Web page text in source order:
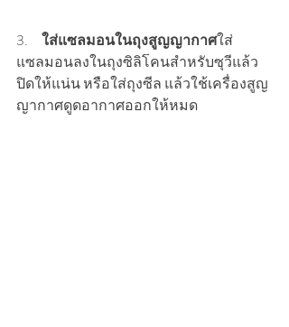
3. ใส่แซลมอนในถุงสูญญากาศใส่
แซลมอนลงในถุงซิลิโคนสำหรับซุวีแล้ว
ปิดให้แน่น หรือใส่ถุงซีล แล้วใช้เครื่องสูญ
ญากาศดูดอากาศออกให้หมด